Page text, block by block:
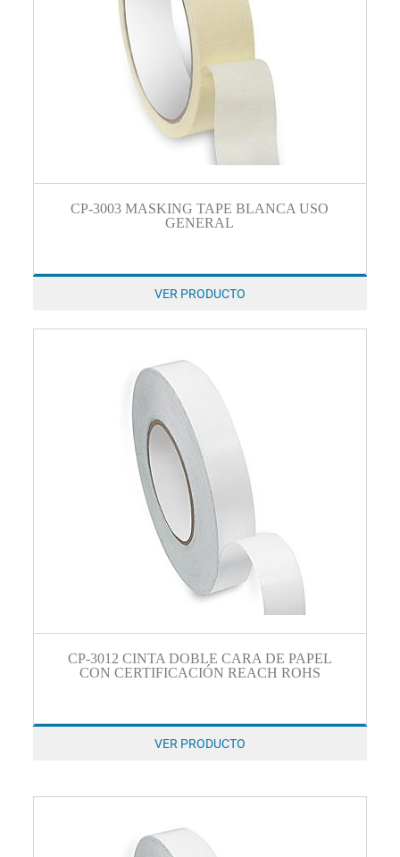
CP-3003 MASKING TAPE BLANCA USO
GENERAL
VER PRODUCTO
CP-3012 CINTA DOBLE CARA DE PAPEL
CON CERTIFICACIÓN REACH ROHS
VER PRODUCTO